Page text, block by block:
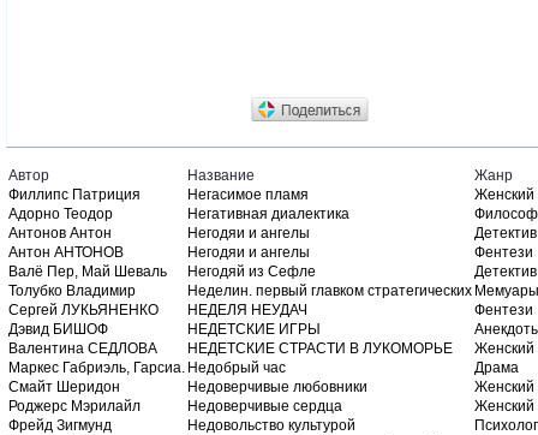
Автор Название
Жанр
Филлипс Патриция
Негасимое пламя
Женский
Адорно Теодор
Негативная диалектика
Антонов Антон
Негодяи и ангелы
Детектив
Антон АНТОНОВ
Негодяи и ангелы
Фентези
Валё Пер, Май Шеваль
Негодяй из Сефле
Детектив
Толубко Владимир
Неделин. первый главком стратегических Мемуары
Сергей ЛУКЬЯНЕНКО
НЕДЕЛЯ НЕУДАЧ
Фентези
Дэвид БИШОФ
НЕДЕТСКИЕ ИГРЫ
Валентина СЕДЛОВА
НЕДЕТСКИЕ СТРАСТИ В ЛУКОМОРЬЕ
Женский
Маркес Габриэль, Гарсиа. Недобрый час
Драма
Смайт Шеридон
Недоверчивые любовники
Женский
Роджерс Мэрилайл
Недоверчивые сердца
Женский
Фрейд Зигмунд
Недовольство культурой